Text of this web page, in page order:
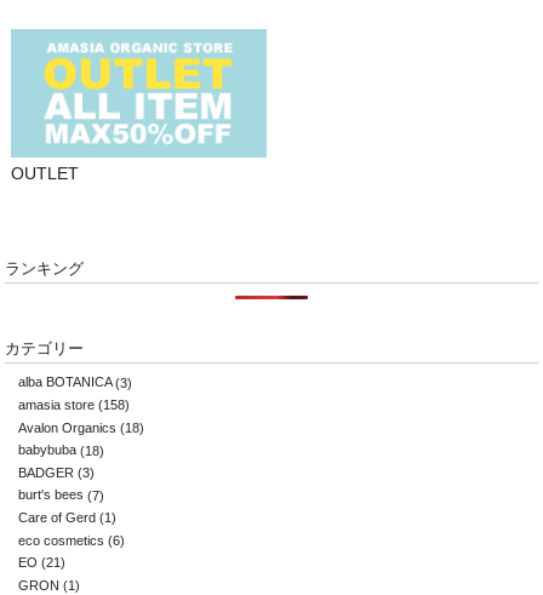
OUTLET
ランキング
カテゴリー
alba BOTANICA(3)
amasia store (158)
Avalon Organics (18)
babybuba (18)
BADGER (3)
burt's bees (7)
Care of Gerd (1)
eco cosmetics (6)
EO (21)
GRON (1)